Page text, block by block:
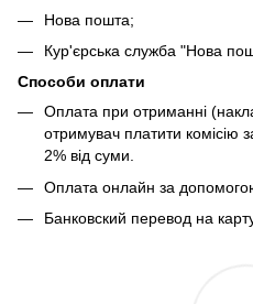
Нова пошта;
Кур'єрська служба "Нова
Способи оплати
Оплата при отриманні
отримувач платити комісію
2% від суми.
Оплата онлайн за
Банковский перевод на